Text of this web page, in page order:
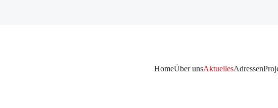
Navigation
HomeÜber unsAktuellesAdressen